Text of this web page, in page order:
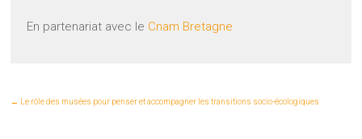
En partenariat avec le Cnam Bretagne
← Le rôle des musées pour penser et accompagner les transitions socio-écologiques